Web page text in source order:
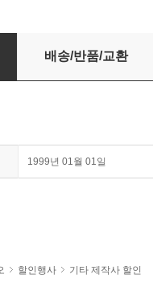
최상급
배송/반품/교환
1999년 01월 01일
할인행사 기타 제작사 할인